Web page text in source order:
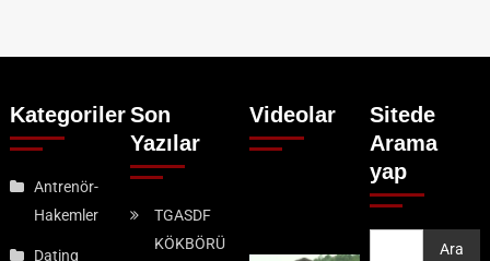
Kategoriler
Antrenör-
Hakemler
Dating
Son
Yazılar
TGASDF
KÖKBÖRÜ
Videolar
Sitede
Arama
yap
Ara